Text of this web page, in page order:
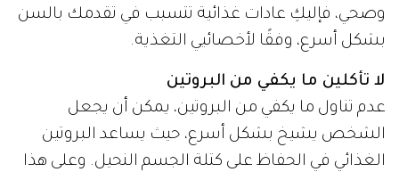
وصحي، فإليكِ عادات غذائية تتسبب في تقدمك بالسن
بشكل أسرع، وفقًا لأخصائيي التغذية.
لا تأكلين ما يكفي من البروتين
عدم تناول ما يكفي من البروتين، يمكن أن يجعل
الشخص يشيخ بشكل أسرع، حيث يساعد البروتين
الغذائي في الحفاظ على كتلة الجسم النحيل. وعلى هذا